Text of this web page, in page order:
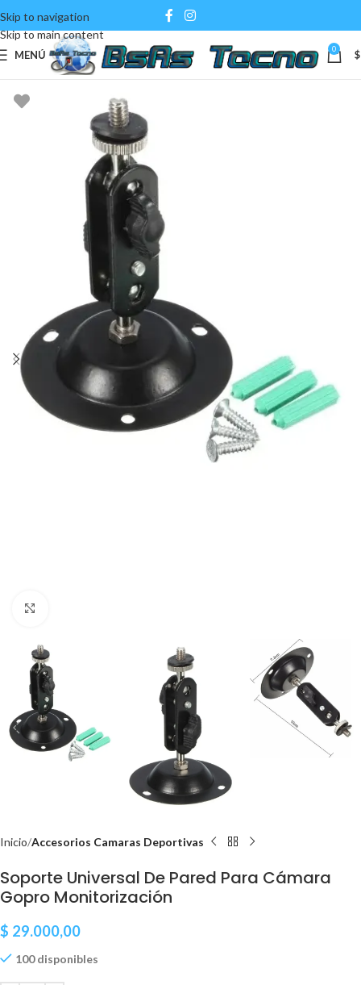
Skip to navigation
Skip to main content
MENÚ 0 $
Inicio Accesorios Camaras Deportivas
Soporte Universal De Pared Para Cámara
Gopro Monitorización
$ 29.000,00
100 disponibles